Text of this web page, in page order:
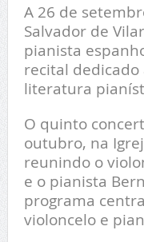
A 26 de
Salvador de
pianista
recital dedicado
literatura
O quinto
outubro, na
reunindo o
e o pianista
programa
violoncelo e